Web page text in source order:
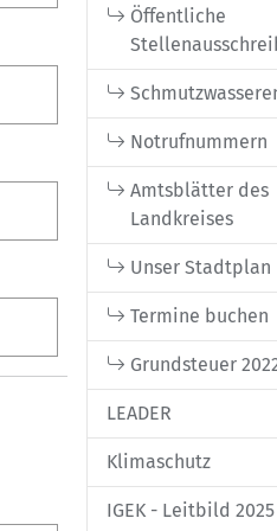
Öffentliche
Notrufnummern
Amtsblätter des
Landkreises
Unser Stadtplan
Termine buchen
Grundsteuer
LEADER
Klimaschutz
IGEK - Leitbild 2025